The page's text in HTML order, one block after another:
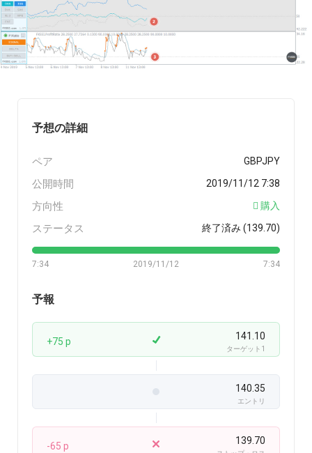
予想の詳細
ペア GBPJPY
公開時間 2019/11/12 7:38
方向性 購入
ステータス 終了済み (139.70)
7:34 7:34
2019/11/12
予報
+75 p 141.10
ターゲット1
140.35
エントリ
-65 p 139.70